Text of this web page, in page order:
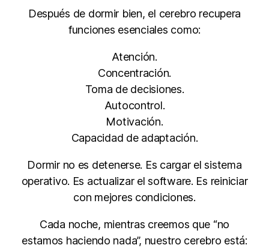
Después de dormir bien, el cerebro recupera
funciones esenciales como:
Atención.
Concentración.
Toma de decisiones.
Autocontrol.
Motivación.
Capacidad de adaptación.
Dormir no es detenerse. Es cargar el sistema
operativo. Es actualizar el software. Es reiniciar
con mejores condiciones.
Cada noche, mientras creemos que “no
estamos haciendo nada”, nuestro cerebro está: